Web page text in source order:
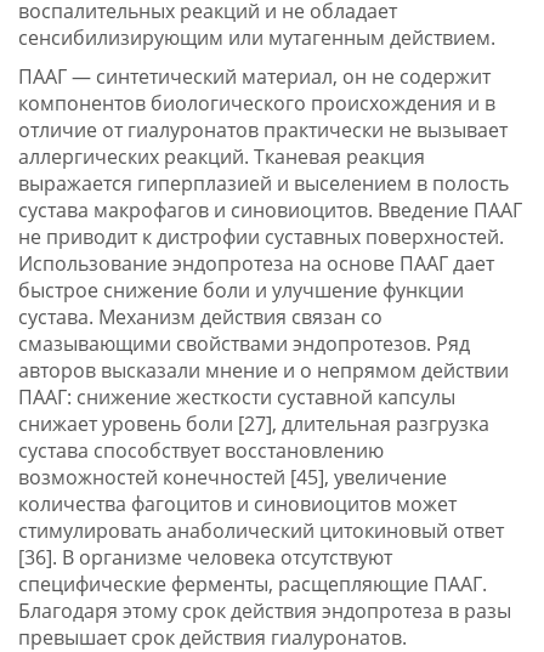
воспалительных реакций и не обладает
сенсибилизирующим или мутагенным действием.
ПААГ — синтетический материал, он не содержит
компонентов биологического происхождения и в
отличие от гиалуронатов практически не вызывает
аллергических реакций. Тканевая реакция
выражается гиперплазией и выселением в полость
сустава макрофагов и синовиоцитов. Введение ПААГ
не приводит к дистрофии суставных поверхностей.
Использование эндопротеза на основе ПААГ дает
быстрое снижение боли и улучшение функции
сустава. Механизм действия связан со
смазывающими свойствами эндопротезов. Ряд
авторов высказали мнение и о непрямом действии
ПААГ: снижение жесткости суставной капсулы
снижает уровень боли [27], длительная разгрузка
сустава способствует восстановлению
возможностей конечностей [45], увеличение
количества фагоцитов и синовиоцитов может
стимулировать анаболический цитокиновый ответ
[36]. В организме человека отсутствуют
специфические ферменты, расщепляющие ПААГ.
Благодаря этому срок действия эндопротеза в разы
превышает срок действия гиалуронатов.